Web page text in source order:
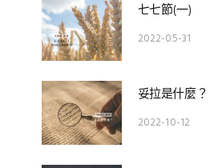
七七節(一)
2022-05-31
妥拉是什麼？
2022-10-12